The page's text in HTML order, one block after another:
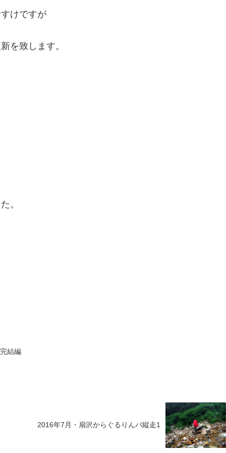
けですが
を致します。
。
結編
2016年7月・扇沢からぐるりんパ縦走1